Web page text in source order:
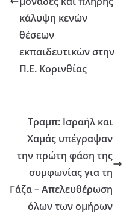
κάλυψη κενών
θέσεων
εκπαιδευτικών στην
Π.Ε. Κορινθίας
Τραμπ: Ισραήλ και
Χαμάς υπέγραψαν
την πρώτη φάση της
συμφωνίας για τη
Γάζα – Απελευθέρωση
όλων των ομήρων